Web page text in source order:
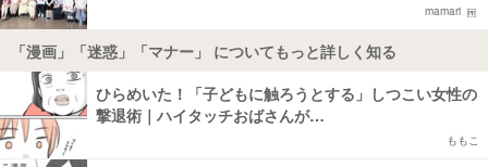
mamari
「漫画」「迷惑」「マナー」 についてもっと詳しく知る
ひらめいた！「子どもに触ろうとする」しつこい女性の
撃退術｜ハイタッチおばさんが…
ももこ